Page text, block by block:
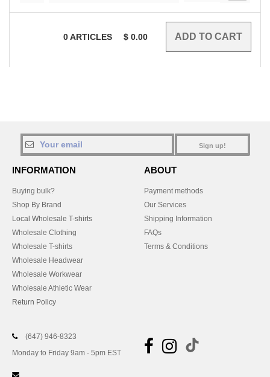
0ARTICLES $ 0.00
Sign up!
INFORMATION
Buying bulk?
Shop By Brand
Local Wholesale T-shirts
Wholesale Clothing
Wholesale T-shirts
Wholesale Headwear
Wholesale Workwear
Wholesale Athletic Wear
Return Policy
ABOUT
Payment methods
Our Services
Shipping Information
FAQs
Terms & Conditions
(647) 946-8323
Monday to Friday 9am - 5pm EST